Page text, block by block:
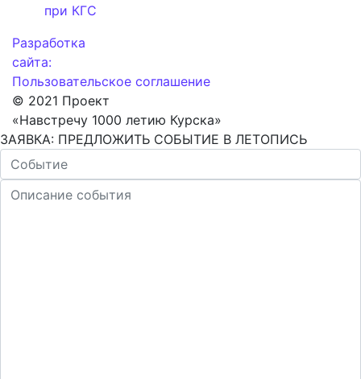
при КГС
Разработка
сайта:
Пользовательское соглашение
© 2021 Проект
«Навстречу 1000 летию Курска»
ЗАЯВКА: ПРЕДЛОЖИТЬ СОБЫТИЕ В ЛЕТОПИСЬ